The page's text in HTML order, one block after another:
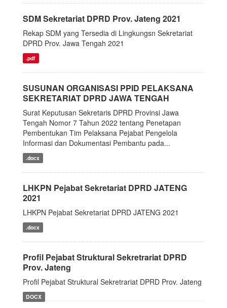
SDM Sekretariat DPRD Prov. Jateng 2021
Rekap SDM yang Tersedia di Lingkungsn Sekretariat
DPRD Prov. Jawa Tengah 2021
.pdf
SUSUNAN ORGANISASI PPID PELAKSANA
SEKRETARIAT DPRD JAWA TENGAH
Surat Keputusan Sekretaris DPRD Provinsi Jawa
Tengah Nomor 7 Tahun 2022 tentang Penetapan
Pembentukan Tim Pelaksana Pejabat Pengelola
Informasi dan Dokumentasi Pembantu pada...
.docx
LHKPN Pejabat Sekretariat DPRD JATENG
2021
LHKPN Pejabat Sekretariat DPRD JATENG 2021
.docx
Profil Pejabat Struktural Sekretrariat DPRD
Prov. Jateng
Profil Pejabat Struktural Sekretrariat DPRD Prov. Jateng
DOCX